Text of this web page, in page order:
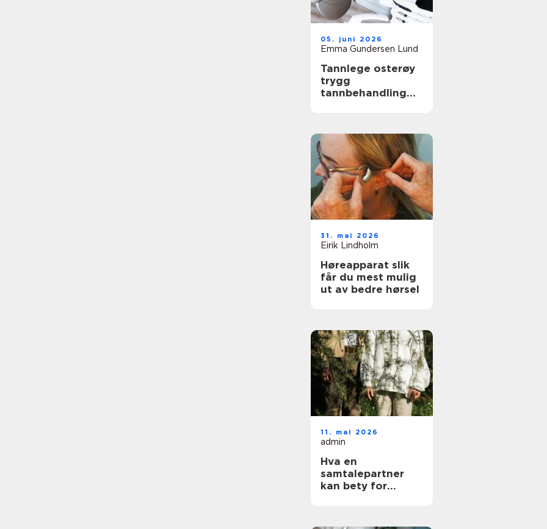
05. juni 2026
Emma Gundersen Lund
Tannlege osterøy
trygg
tannbehandling
31. mai 2026
Eirik Lindholm
Høreapparat slik
får du mest mulig
ut av bedre hørsel
11. mai 2026
admin
Hva en
samtalepartner
kan bety for